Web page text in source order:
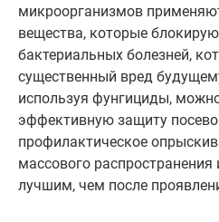
микроорганизмов
вещества, которые
бактериальных болезней,
существенный вред
используя фунгициды,
эффективную защиту
профилактическое
массового распространения
лучшим, чем после